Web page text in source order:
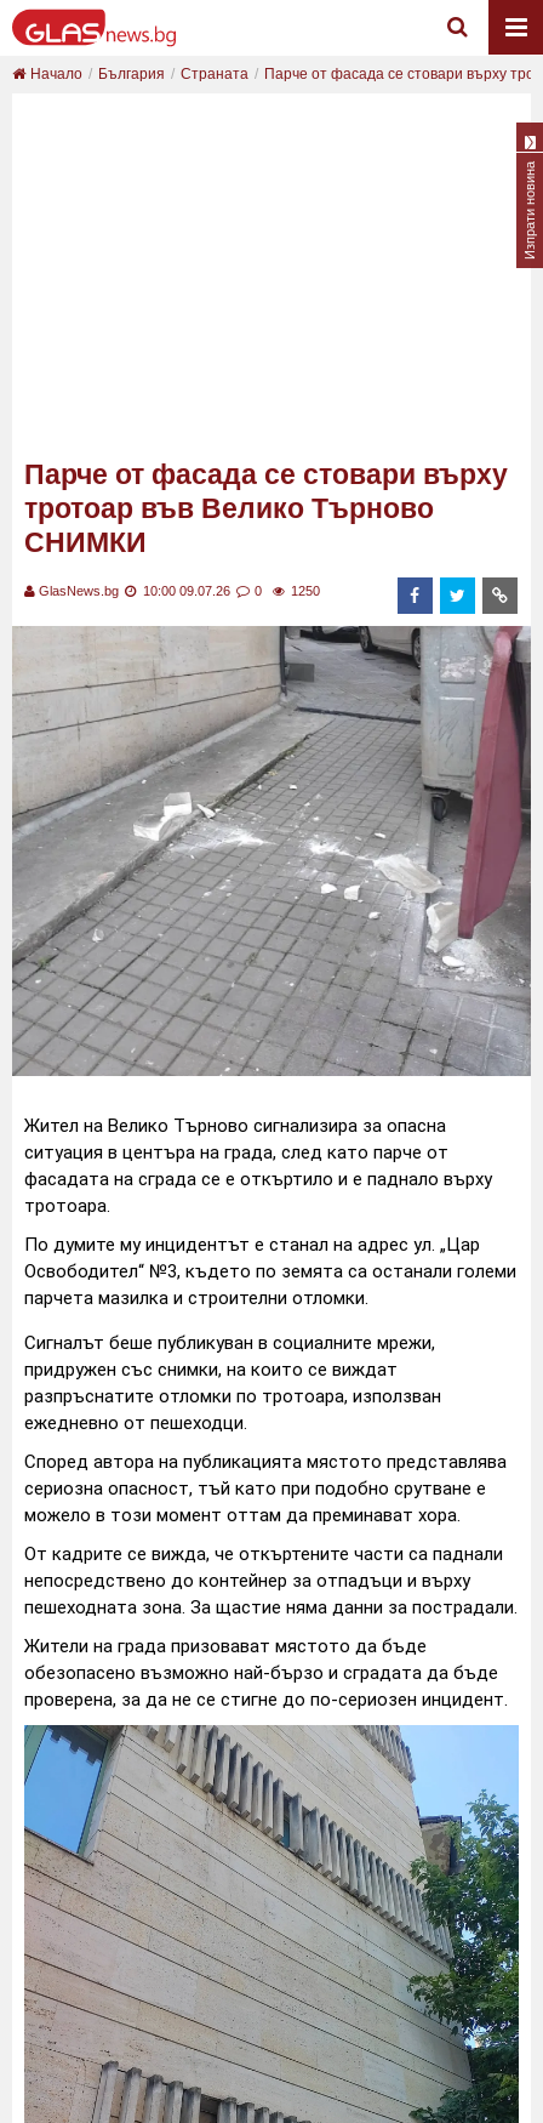
Начало България Страната Парче от фасада се стовари върху
Парче от фасада се стовари върху
тротоар във Велико Търново
СНИМКИ
GlasNews.bg 10:00 09.07.26 0 1250
Жител на Велико Търново сигнализира за опасна
ситуация в центъра на града, след като парче от
фасадата на сграда се е откъртило и е паднало върху
тротоара.
По думите му инцидентът е станал на адрес ул. „Цар
Освободител“ №3, където по земята са останали големи
парчета мазилка и строителни отломки.
Сигналът беше публикуван в социалните мрежи,
придружен със снимки, на които се виждат
разпръснатите отломки по тротоара, използван
ежедневно от пешеходци.
Според автора на публикацията мястото представлява
сериозна опасност, тъй като при подобно срутване е
можело в този момент оттам да преминават хора.
От кадрите се вижда, че откъртените части са паднали
непосредствено до контейнер за отпадъци и върху
пешеходната зона. За щастие няма данни за пострадали.
Жители на града призовават мястото да бъде
обезопасено възможно най-бързо и сградата да бъде
проверена, за да не се стигне до по-сериозен инцидент.
Изпрати новина